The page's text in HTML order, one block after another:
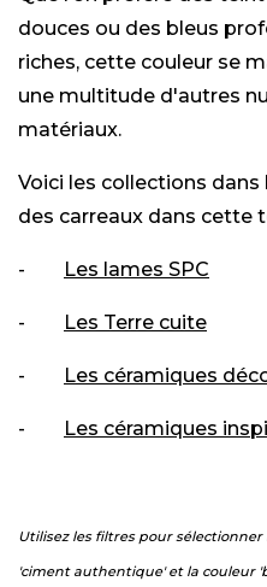
douces ou des bleus
riches, cette couleur se
une multitude d'autres
matériaux.
Voici les collections
des carreaux dans cette
- Les lames SPC
- Les Terre cuite
- Les céramiques
- Les céramiques
Utilisez les filtres pour
'ciment authentique' et la couleur